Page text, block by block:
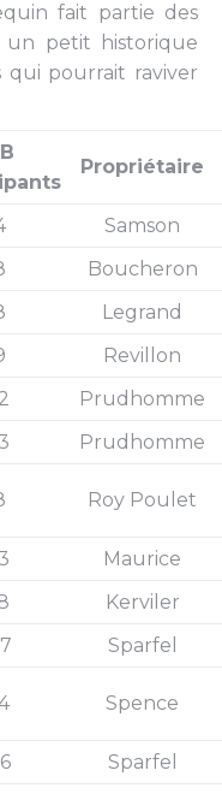
fait partie des
un petit historique
qui pourrait raviver
Propriétaire
Samson
Boucheron
Legrand
Revillon
Prudhomme
Prudhomme
Roy Poulet
Maurice
Kerviler
Sparfel
Spence
Sparfel